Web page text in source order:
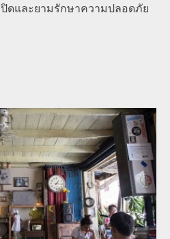
ดและยามรักษาความปลอดภัย